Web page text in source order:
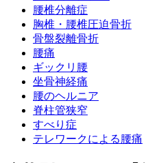
腰椎分離症
胸椎・腰椎圧迫骨折
骨盤裂離骨折
腰痛
ギックリ腰
坐骨神経痛
腰のヘルニア
脊柱管狭窄
すべり症
テレワークによる腰痛